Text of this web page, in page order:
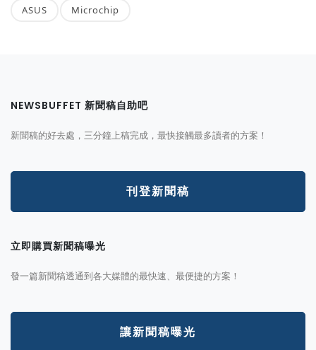
ASUS Microchip
NEWSBUFFET 新聞稿自助吧
新聞稿的好去處，三分鐘上稿完成，最快接觸最多讀者的方案！
刊登新聞稿
立即購買新聞稿曝光
發一篇新聞稿透通到各大媒體的最快速、最便捷的方案！
讓新聞稿曝光